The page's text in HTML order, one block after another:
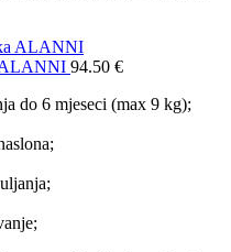
ALANNI 94.50 €
do 6 mjeseci (max 9 kg);